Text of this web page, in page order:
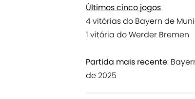
Últimos cinco jogos
4 vitórias do Bayern de
1 vitória do Werder Bremen
Partida mais recente:
de 2025